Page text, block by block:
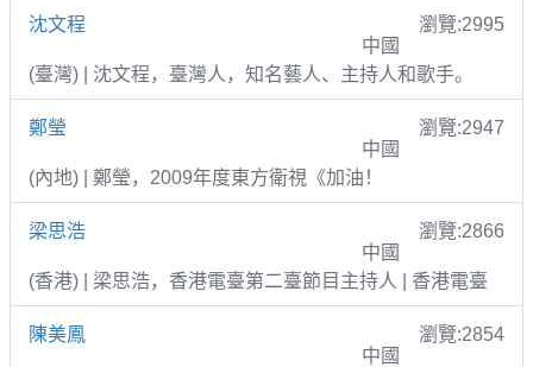
沈文程
瀏覽:2995
中國
(臺灣) | 沈文程，臺灣人，知名藝人、主持人和歌手。
鄭瑩
瀏覽:2947
中國
(內地) | 鄭瑩，2009年度東方衛視《加油！
梁思浩
瀏覽:2866
中國
(香港) | 梁思浩，香港電臺第二臺節目主持人 | 香港電臺
陳美鳳
瀏覽:2854
中國